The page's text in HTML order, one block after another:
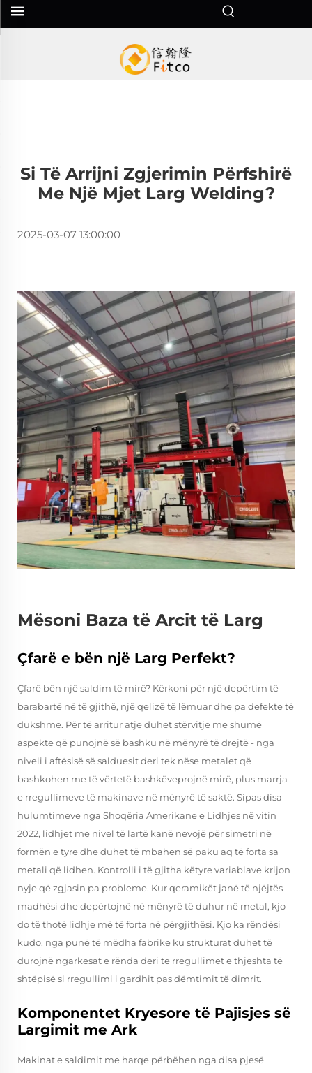
Si Të Arrijni Zgjerimin Përfshirë
Me Një Mjet Larg Welding?
2025-03-07 13:00:00
Mësoni Baza të Arcit të Larg
Çfarë e bën një Larg Perfekt?
Çfarë bën një saldim të mirë? Kërkoni për një depërtim të
barabartë në të gjithë, një qelizë të lëmuar dhe pa defekte të
dukshme. Për të arritur atje duhet stërvitje me shumë
aspekte që punojnë së bashku në mënyrë të drejtë - nga
niveli i aftësisë së salduesit deri tek nëse metalet që
bashkohen me të vërtetë bashkëveprojnë mirë, plus marrja
e rregullimeve të makinave në mënyrë të saktë. Sipas disa
hulumtimeve nga Shoqëria Amerikane e Lidhjes në vitin
2022, lidhjet me nivel të lartë kanë nevojë për simetri në
formën e tyre dhe duhet të mbahen së paku aq të forta sa
metali që lidhen. Kontrolli i të gjitha këtyre variablave krijon
nyje që zgjasin pa probleme. Kur qeramikët janë të njëjtës
madhësi dhe depërtojnë në mënyrë të duhur në metal, kjo
do të thotë lidhje më të forta në përgjithësi. Kjo ka rëndësi
kudo, nga punë të mëdha fabrike ku strukturat duhet të
durojnë ngarkesat e rënda deri te rregullimet e thjeshta të
shtëpisë si rregullimi i gardhit pas dëmtimit të dimrit.
Komponentet Kryesore të Pajisjes së
Largimit me Ark
Makinat e saldimit me harqe përbëhen nga disa pjesë